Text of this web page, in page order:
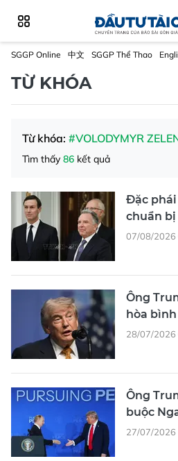
SGGP Online 中文 SGGP Thể Thao
TỪ KHÓA
Từ khóa: #VOLODYMYR
Tìm thấy 86 kết quả
Đặc
chuẩn
07/08/2026
Ông
hòa
28/07/2026
Ông
buộc
27/07/2026